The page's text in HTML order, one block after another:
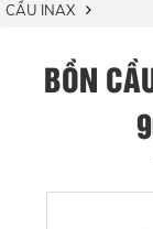
CẦU INAX
BỒN